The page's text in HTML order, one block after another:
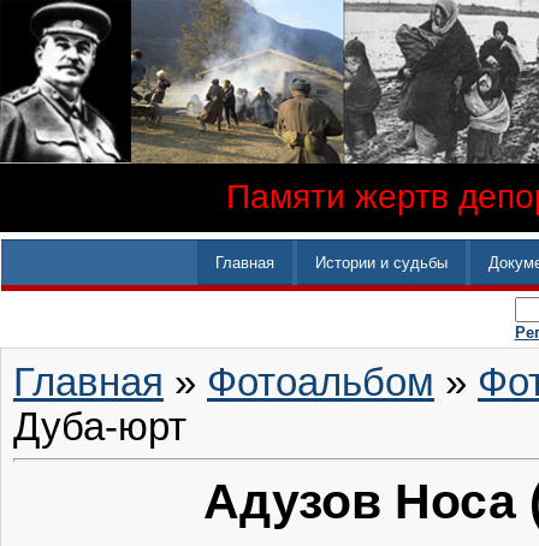
Памяти жертв
Главная Истории и судьбы
Главная » Фотоальбом »
Дуба-юрт
Адузов Носа